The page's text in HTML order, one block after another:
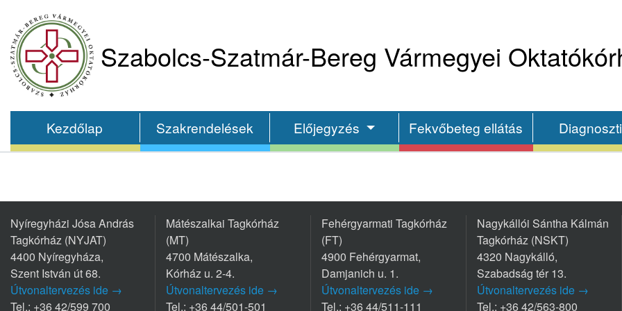
Szabolcs-Szatmár-Bereg Vármegyei
Kezdőlap Szakrendelések Előjegyzés Fekvőbeteg ellátás
Nyíregyházi Jósa András
Tagkórház (NYJAT)
4400 Nyíregyháza,
Szent István út 68.
Útvonaltervezés ide →
Tel.: +36 42/599 700
Mátészalkai Tagkórház
(MT)
4700 Mátészalka,
Kórház u. 2-4.
Útvonaltervezés ide →
Tel.: +36 44/501-501
Fehérgyarmati Tagkórház
(FT)
4900 Fehérgyarmat,
Damjanich u. 1.
Útvonaltervezés ide →
Tel.: +36 44/511-111
Nagykállói Sántha Kálmán
Tagkórház (NSKT)
4320 Nagykálló,
Szabadság tér 13.
Útvonaltervezés ide →
Tel.: +36 42/563-800